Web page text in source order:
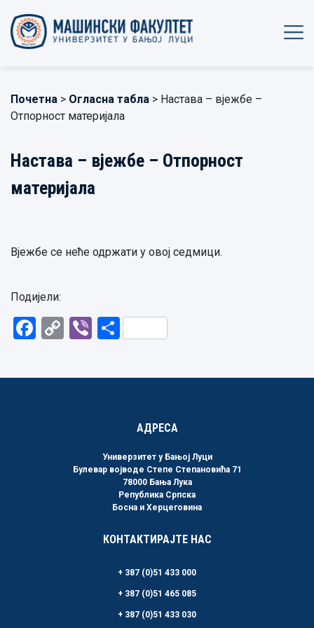
Почетна > Огласна табла > Настава – вјежбе –
Отпорност материјала
Настава – вјежбе – Отпорност
материјала
Вјежбе се неће одржати у овој седмици.
Подијели:
Facebook
CopyViberShare
АДРЕСА
Универзитет у Бањој Луци
Булевар војводе Степе Степановића 71
78000 Бања Лука
Република Српска
Босна и Херцеговина
КОНТАКТИРАЈТЕ НАС
+ 387 (0)51 433 000
+ 387 (0)51 465 085
+ 387 (0)51 433 030